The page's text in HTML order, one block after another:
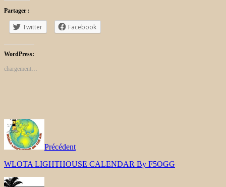
Partager :
Twitter Facebook
WordPress:
chargement…
Précédent
WLOTA LIGHTHOUSE CALENDAR By F5OGG